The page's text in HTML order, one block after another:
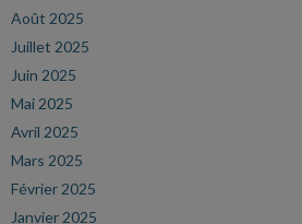
Août 2025
Juillet 2025
Juin 2025
Mai 2025
Avril 2025
Mars 2025
Février 2025
Janvier 2025